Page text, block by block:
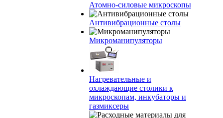
Атомно-силовые микроскопы
Антивибрационные столы
Микроманипуляторы
Нагревательные и
охлаждающие столики к
микроскопам, инкубаторы и
газмиксеры